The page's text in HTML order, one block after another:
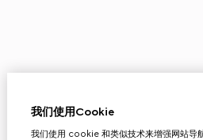
我们使用Cookie
我们使用 cookie 和类似技术来增强网站导